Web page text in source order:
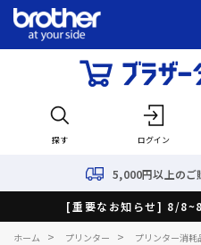
探す ログイン
5,000円以上のご購入で送料無料！
[重要なお知らせ] 8/
ホーム > プリンター > プリンター消耗